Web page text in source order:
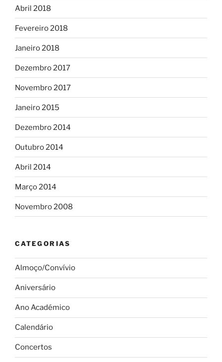
Abril 2018
Fevereiro 2018
Janeiro 2018
Dezembro 2017
Novembro 2017
Janeiro 2015
Dezembro 2014
Outubro 2014
Abril 2014
Março 2014
Novembro 2008
CATEGORIAS
Almoço/Convívio
Aniversário
Ano Académico
Calendário
Concertos